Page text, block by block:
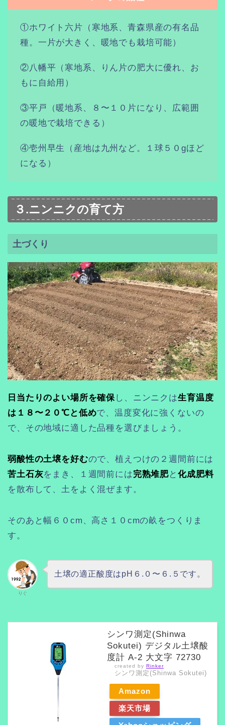
①ホワイト六片（寒地系、青森県産の有名品
種。一片が大きく、暖地でも栽培可能）
②八幡平（寒地系、りん片の肥大に優れ、お
もに自給用）
③平戸（暖地系、８〜１０片になり、広範囲
の暖地で栽培できる）
④壱州早生（産地は九州など。１球５０gほど
になる）
３.ニンニクの育て方
土づくり
日当たりのよい場所を確保し、ニンニクは生育温度
は１８〜２０℃と低めで、温度変化に強くないの
で、その地域に適した品種を選びましょう。
弱酸性の土壌を好むので、植えつけの２週間前には
苦土石灰をまき、１週間前には完熟堆肥と 化成肥料
を散布して、土をよく混ぜます。
そのあと幅６０cm、高さ１０cmの畝をつくりま
す。
りぐ
土壌の適正酸度はpH６.０〜６.５です。
シンワ測定(Shinwa
Sokutei) デジタル土壌酸
度計 A-2 大文字 72730
created by Rinker
シンワ測定(Shinwa Sokutei)
Amazon
楽天市場